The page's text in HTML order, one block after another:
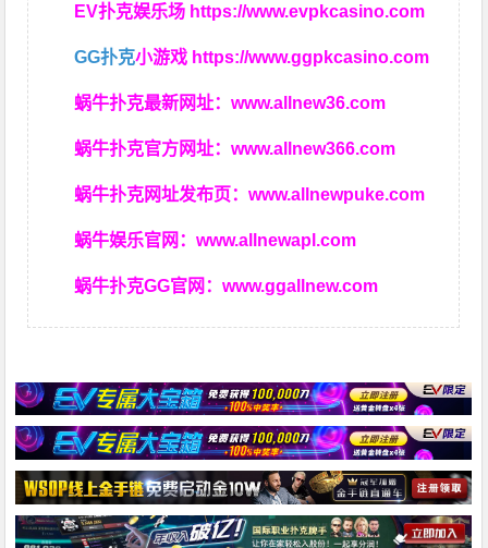
EV扑克娱乐场 https://www.evpkcasino.com
GG扑克小游戏 https://www.ggpkcasino.com
蜗牛扑克最新网址：www.allnew36.com
蜗牛扑克官方网址：www.allnew366.com
蜗牛扑克网址发布页：www.allnewpuke.com
蜗牛娱乐官网：www.allnewapl.com
蜗牛扑克GG官网：www.ggallnew.com